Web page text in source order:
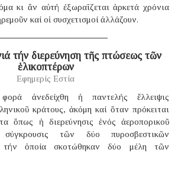
κι ἄν αὐτή ἐξωραΐζεται ἀρκετά χρόνια
καί οἱ συσχετισμοί ἀλλάζουν.
τήν διερεύνηση τῆς πτώσεως τῶν
ἑλικοπτέρων
Εφημερίς Εστία
ἀνεδείχθη ἡ παντελής ἔλλειψις
κράτους, ἀκόμη καί ὅταν πρόκειται
ὅπως ἡ διερεύνησις ἑνός ἀεροπορικοῦ
τῶν δύο πυροσβεστικῶν
τήν ὁποία σκοτώθηκαν δύο μέλη τῶν